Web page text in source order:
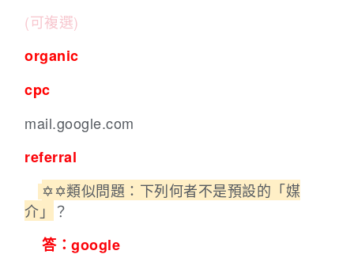
(可複選)
organic
cpc
mail.google.com
referral
✡︎✡︎類似問題：下列何者不是預設的「媒
介」
？
答：google